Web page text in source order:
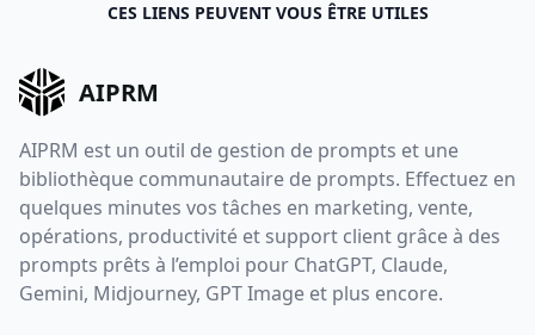
CES LIENS PEUVENT VOUS ÊTRE UTILES
AIPRM
AIPRM est un outil de gestion de prompts et une
bibliothèque communautaire de prompts. Effectuez en
quelques minutes vos tâches en marketing, vente,
opérations, productivité et support client grâce à des
prompts prêts à l’emploi pour ChatGPT, Claude,
Gemini, Midjourney, GPT Image et plus encore.